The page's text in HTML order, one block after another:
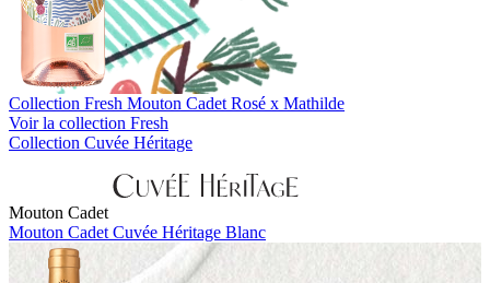
Collection Fresh Mouton Cadet Rosé x Mathilde
Voir la collection Fresh
Collection Cuvée Héritage
Mouton Cadet
Mouton Cadet Cuvée Héritage Blanc